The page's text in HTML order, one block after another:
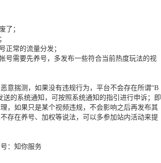
了；
正常的流量分发；
号需要先养号，多发布一些符合当前热度玩法的视
意揣测，如果没有违规行为，平台不会存在所谓“B
的系统通知，可按照系统通知的指引进行申诉；即
，如果只是某个视频违规，不会影响之后再发布其
存在养号、加权等说法，可以多参加站内活动来提
：知你服务